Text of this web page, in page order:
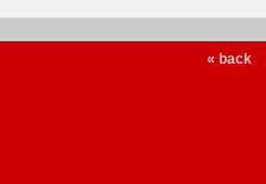
« back